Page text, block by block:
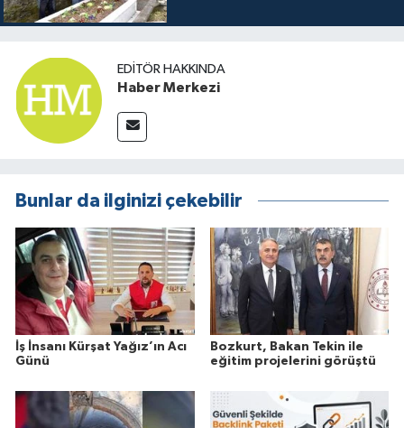
EDITÖR HAKKINDA
Haber Merkezi
Bunlar da ilginizi çekebilir
İş İnsanı Kürşat Yağız’ın Acı
Günü
Bozkurt, Bakan Tekin ile
eğitim projelerini görüştü